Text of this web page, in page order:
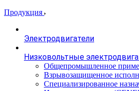
Продукция
Электродвигатели
Низковольтные
Общепромышленное
Взрывозащищенное
Специализированное